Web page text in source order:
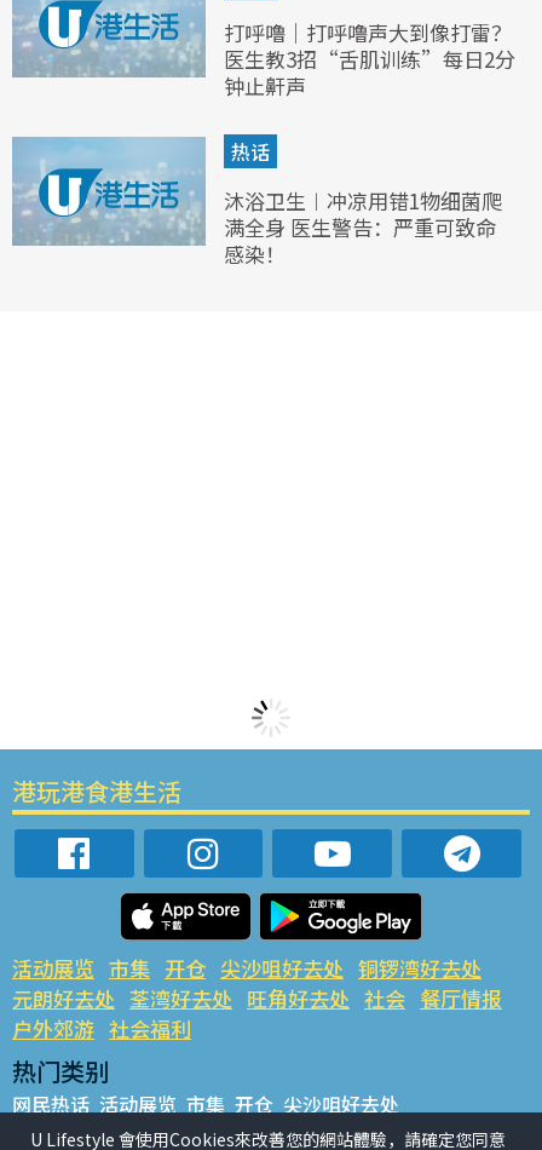
打呼噜｜打呼噜声大到像打雷？
医生教3招“舌肌训练”每日2分
钟止鼾声
热话
沐浴卫生︱冲凉用错1物细菌爬
满全身 医生警告：严重可致命
感染！
港玩港食港生活
活动展览 市集 开仓 尖沙咀好去处 铜锣湾好去处
元朗好去处 荃湾好去处 旺角好去处 社会 餐厅情报
户外郊游 社会福利
热门类别
网民热话 活动展览 市集 开仓 尖沙咀好去处
铜锣湾好去处 元朗好去处 荃湾好去处 旺角好去处 社会
U Lifestyle 會使用Cookies來改善您的網站體驗，請確定您同意